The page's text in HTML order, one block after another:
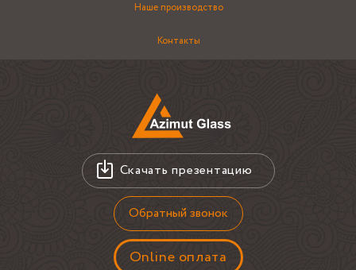
Наше производство
Контакты
Скачать презентацию
Обратный звонок
Online оплата